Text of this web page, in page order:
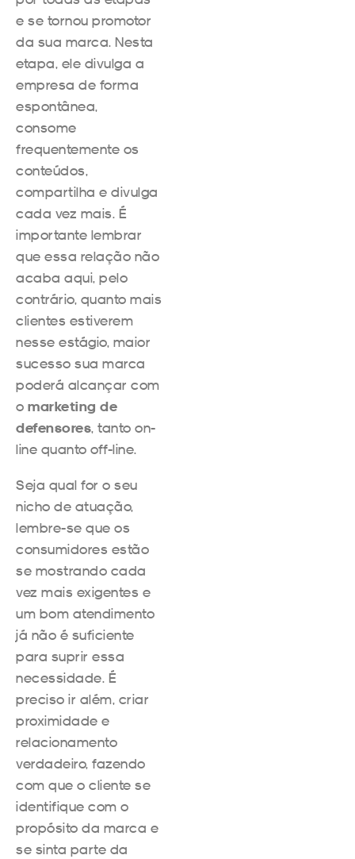
e se tornou promotor
da sua marca. Nesta
etapa, ele divulga a
empresa de forma
espontânea,
consome
frequentemente os
conteúdos,
compartilha e divulga
cada vez mais. É
importante lembrar
que essa relação não
acaba aqui, pelo
contrário, quanto mais
clientes estiverem
nesse estágio, maior
sucesso sua marca
poderá alcançar com
o marketing de
defensores, tanto on-
line quanto off-line.
Seja qual for o seu
nicho de atuação,
lembre-se que os
consumidores estão
se mostrando cada
vez mais exigentes e
um bom atendimento
já não é suficiente
para suprir essa
necessidade. É
preciso ir além, criar
proximidade e
relacionamento
verdadeiro, fazendo
com que o cliente se
identifique com o
propósito da marca e
se sinta parte da